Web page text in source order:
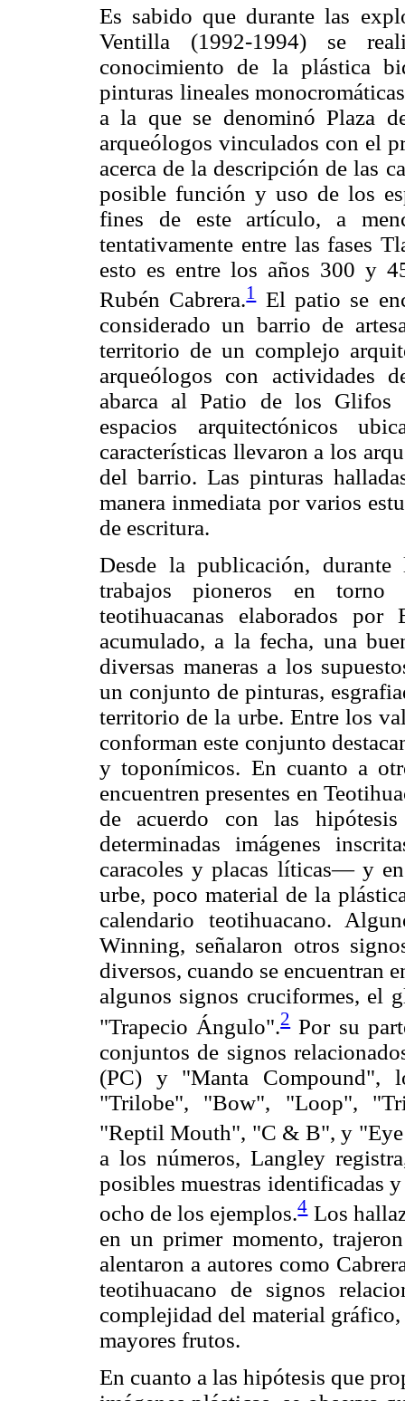
Es sabido que durante las
Ventilla (1992-1994) se
conocimiento de la plástica
pinturas lineales
a la que se denominó Plaza
arqueólogos vinculados con el
acerca de la descripción de las
posible función y uso de los
fines de este artículo, a
tentativamente entre las fases
esto es entre los años 300 y
Rubén Cabrera.1El patio se
considerado un barrio de
territorio de un complejo
arqueólogos con actividades
abarca al Patio de los Glifos
espacios arquitectónicos
características llevaron a los
del barrio. Las pinturas
manera inmediata por varios
de escritura.
Desde la publicación,
trabajos pioneros en torno
teotihuacanas elaborados
acumulado, a la fecha, una
diversas maneras a los
un conjunto de pinturas,
territorio de la urbe. Entre los
conforman este conjunto
y toponímicos. En cuanto a
encuentren presentes en
de acuerdo con las
determinadas imágenes
caracoles y placas líticas— y
urbe, poco material de la
calendario teotihuacano.
Winning, señalaron otros
diversos, cuando se encuentran
algunos signos cruciformes, el
"Trapecio Ángulo".2Por su
conjuntos de signos
(PC) y "Manta Compound",
"Trilobe", "Bow", "Loop",
"Reptil Mouth", "C & B", y
a los números, Langley
posibles muestras identificadas
ocho de los ejemplos.4Los
en un primer momento,
alentaron a autores como
teotihuacano de signos
complejidad del material gráfico,
mayores frutos.
En cuanto a las hipótesis que